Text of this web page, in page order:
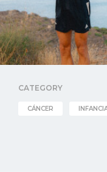
CATEGORY
CÁNCER